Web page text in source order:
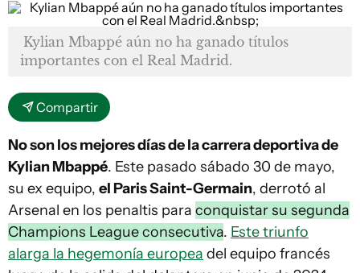
Kylian Mbappé aún no ha ganado títulos
importantes con el Real Madrid.
Compartir
No son los mejores días de la carrera deportiva de
Kylian Mbappé. Este pasado sábado 30 de mayo,
su ex equipo, el Paris Saint-Germain, derrotó al
Arsenal en los penaltis para conquistar su segunda
Champions League consecutiva. Este triunfo
alarga la hegemonía europea del equipo francés